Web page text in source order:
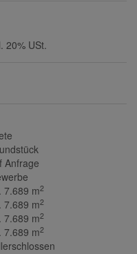
20% USt.
Anfrage
7.689 m2
7.689 m2
7.689 m2
7.689 m2